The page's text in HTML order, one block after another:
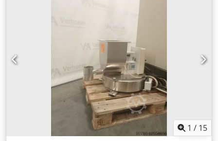
δοσομετρητή κοχλία K-Tron Δείτε και τις άλλες αγγελίες μας
1 / 15